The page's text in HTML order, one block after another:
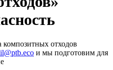
композитных отходов
и мы подготовим для